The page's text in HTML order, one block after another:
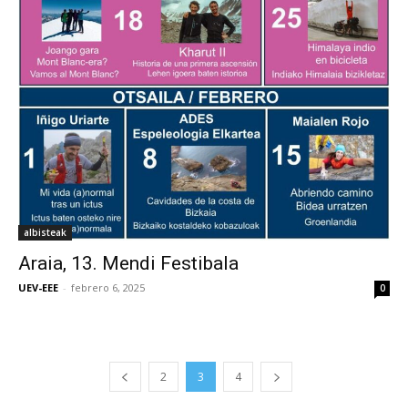
albisteak
Araia, 13. Mendi Festibala
UEV-EEE - febrero 6, 2025 0
2 3 4